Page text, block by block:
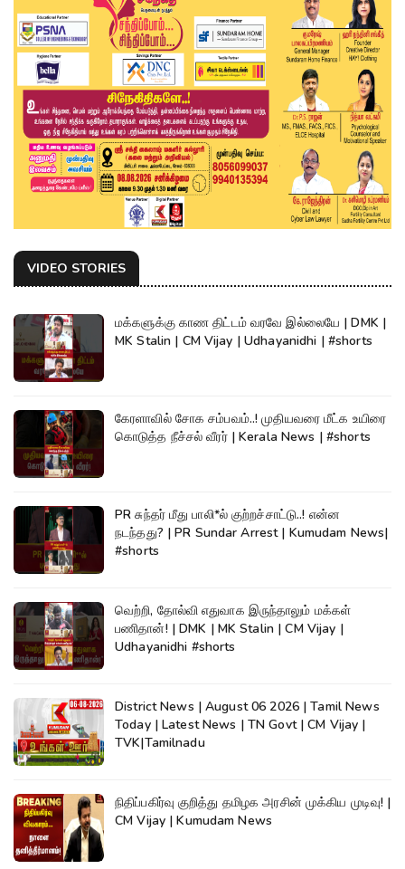
VIDEO STORIES
மக்களுக்கு காண திட்டம் வரவே இல்லையே | DMK |
MK Stalin | CM Vijay | Udhayanidhi | #shorts
கேரளாவில் சோக சம்பவம்..! முதியவரை மீட்க உயிரை
கொடுத்த நீச்சல் வீரர் | Kerala News | #shorts
PR சுந்தர் மீது பாலி*ல் குற்றச்சாட்டு..! என்ன
நடந்தது? | PR Sundar Arrest | Kumudam News|
#shorts
வெற்றி, தோல்வி எதுவாக இருந்தாலும் மக்கள்
பணிதான்! | DMK | MK Stalin | CM Vijay |
Udhayanidhi #shorts
District News | August 06 2026 | Tamil News
Today | Latest News | TN Govt | CM Vijay |
TVK|Tamilnadu
நிதிப்பகிர்வு குறித்து தமிழக அரசின் முக்கிய முடிவு! |
CM Vijay | Kumudam News